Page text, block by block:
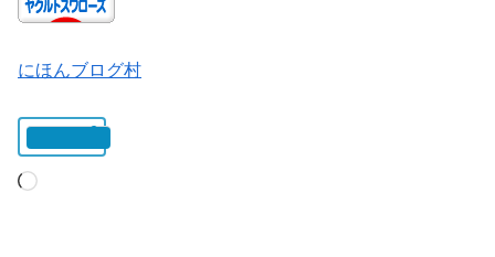
にほんブログ村
読